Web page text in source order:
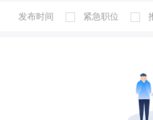
发布时间 紧急职位